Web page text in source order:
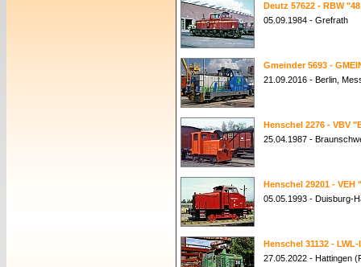
Deutz 57622 - RBW
05.09.1984 - Grefrath
Gmeinder 5693 -
21.09.2016 - Berlin,
Henschel 2276 - VBV
25.04.1987 -
Henschel 29201 - VEH
05.05.1993 - Duisburg-
Henschel 31132 -
27.05.2022 - Hattingen